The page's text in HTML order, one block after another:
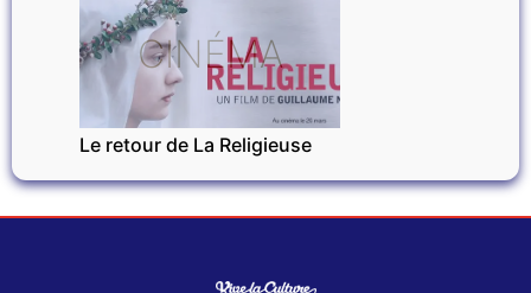
CINÉMA
Le retour de La Religieuse